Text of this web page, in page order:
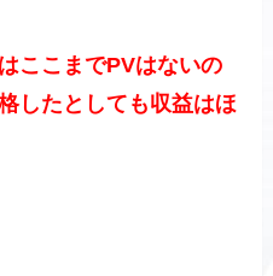
ここまでPVはないの
したとしても収益はほ